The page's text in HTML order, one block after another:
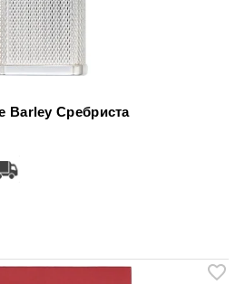
Barley Сребриста